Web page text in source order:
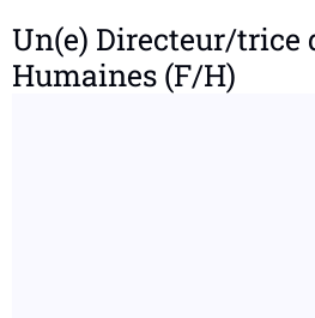
Un(e) Directeur/trice
Humaines (F/H)